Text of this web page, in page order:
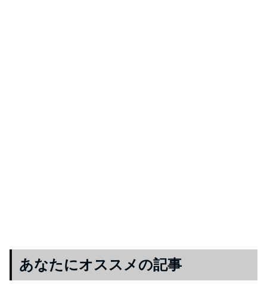
あなたにオススメの記事